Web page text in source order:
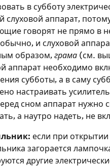
в субботу
слуховой аппарат,
говорят не прямо в
обычно, и слуховой
образом, грама (см.
аппарат необходимо
субботы, а в саму
настраивать
сном аппарат нужно
а наутро надеть, не
если при
загорается
другие